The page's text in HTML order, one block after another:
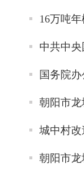
16万吨
中共中
国务院
朝阳市
城中村改
朝阳市龙